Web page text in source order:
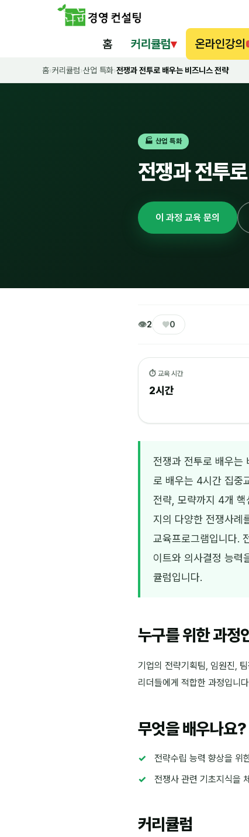
홈 커리큘럼▾ 온라인강의
홈›커리큘럼›산업 특화›전쟁과 전투로 배우는 비즈니스 전략
🏭 산업 특화
전쟁과 전투
이 과정 교육 문의
👁2 ♥0
⏱ 교육 시간
2시간
전쟁과 전투로 배우는
로 배우는 4시간 집중
전략, 모략까지 4개
지의 다양한 전쟁사례
교육프로그램입니다.
이트와 의사결정 능력
큘럼입니다.
누구를 위한 과정
기업의 전략기획팀, 임원진,
리더들에게 적합한 과정입니
무엇을 배우나요?
전략수립 능력 향상을 위
전쟁사 관련 기초지식을
커리큘럼